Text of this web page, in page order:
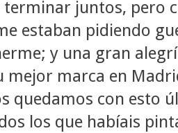
terminar juntos, pero
estaban pidiendo
y una gran
mejor marca en
quedamos con esto
los que habíais